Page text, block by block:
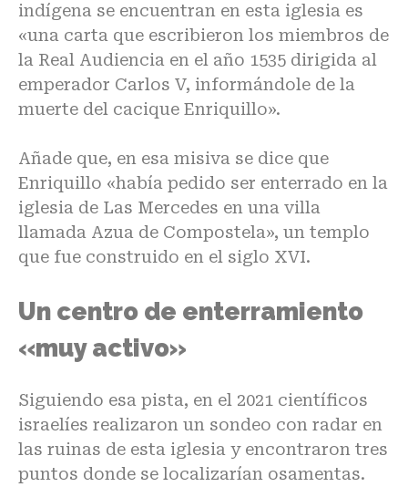
indígena se encuentran en esta iglesia es
«una carta que escribieron los miembros de
la Real Audiencia en el año 1535 dirigida al
emperador Carlos V, informándole de la
muerte del cacique Enriquillo».
Añade que, en esa misiva se dice que
Enriquillo «había pedido ser enterrado en la
iglesia de Las Mercedes en una villa
llamada Azua de Compostela», un templo
que fue construido en el siglo XVI.
Un centro de enterramiento
«muy activo»
Siguiendo esa pista, en el 2021 científicos
israelíes realizaron un sondeo con radar en
las ruinas de esta iglesia y encontraron tres
puntos donde se localizarían osamentas.